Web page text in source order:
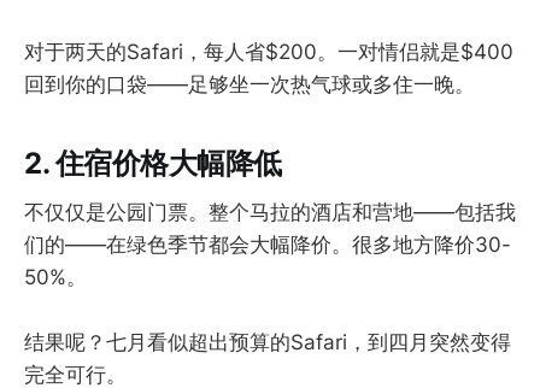
对于两天的Safari，每人省$200。一对情侣就是$400
回到你的口袋——足够坐一次热气球或多住一晚。
2. 住宿价格大幅降低
不仅仅是公园门票。整个马拉的酒店和营地——包括我
们的——在绿色季节都会大幅降价。很多地方降价30-
50%。
结果呢？七月看似超出预算的Safari，到四月突然变得
完全可行。